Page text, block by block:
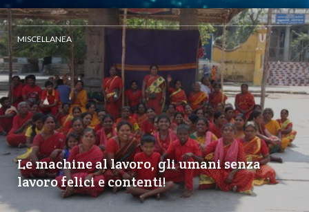
MISCELLANEA
Le machine al lavoro, gli umani senza
lavoro felici e contenti!